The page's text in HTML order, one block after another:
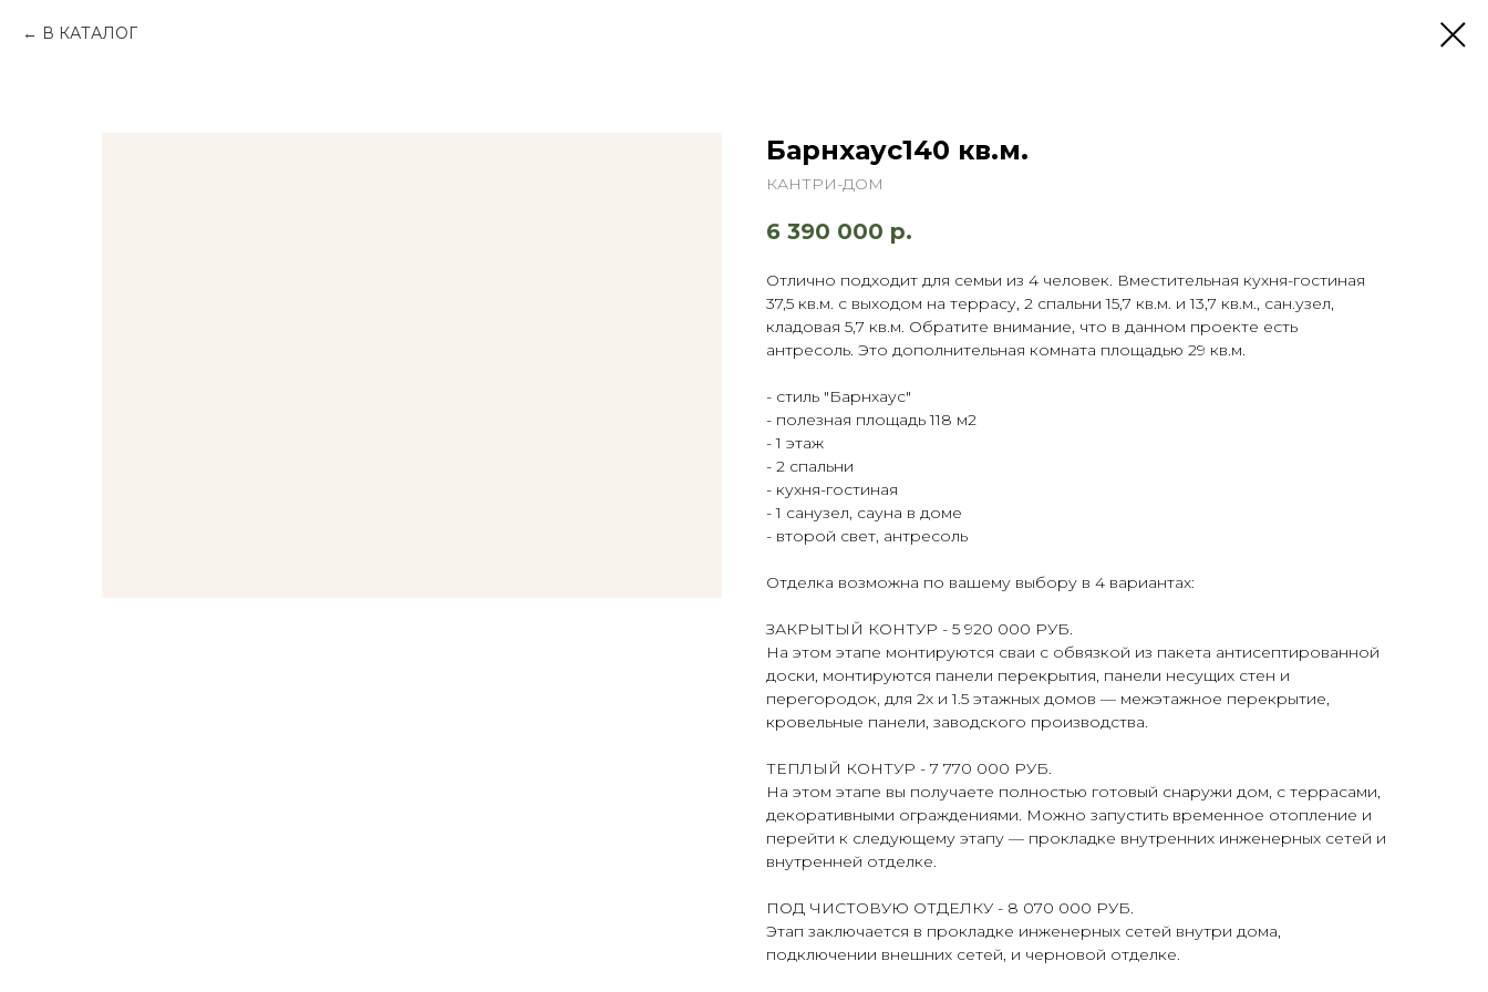
В КАТАЛОГ
Барнхаус140 кв.м.
КАНТРИ-ДОМ
6 390 000 р.
Отлично подходит для семьи из 4 человек. Вместительная кухня-гостиная
37,5 кв.м. с выходом на террасу, 2 спальни 15,7 кв.м. и 13,7 кв.м., сан.узел,
кладовая 5,7 кв.м. Обратите внимание, что в данном проекте есть
антресоль. Это дополнительная комната площадью 29 кв.м.
- стиль "Барнхаус"
- полезная площадь 118 м2
- 1 этаж
- 2 спальни
- кухня-гостиная
- 1 санузел, сауна в доме
- второй свет, антресоль
Отделка возможна по вашему выбору в 4 вариантах:
ЗАКРЫТЫЙ КОНТУР - 5 920 000 РУБ.
На этом этапе монтируются сваи с обвязкой из пакета антисептированной
доски, монтируются панели перекрытия, панели несущих стен и
перегородок, для 2х и 1.5 этажных домов — межэтажное перекрытие,
кровельные панели, заводского производства.
ТЕПЛЫЙ КОНТУР - 7 770 000 РУБ.
На этом этапе вы получаете полностью готовый снаружи дом, с террасами,
декоративными ограждениями. Можно запустить временное отопление и
перейти к следующему этапу — прокладке внутренних инженерных сетей и
внутренней отделке.
ПОД ЧИСТОВУЮ ОТДЕЛКУ - 8 070 000 РУБ.
Этап заключается в прокладке инженерных сетей внутри дома,
подключении внешних сетей, и черновой отделке.